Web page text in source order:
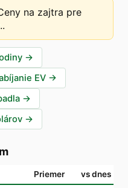
na zajtra pre
.
→
EV →
→
→
Priemer vs dnes